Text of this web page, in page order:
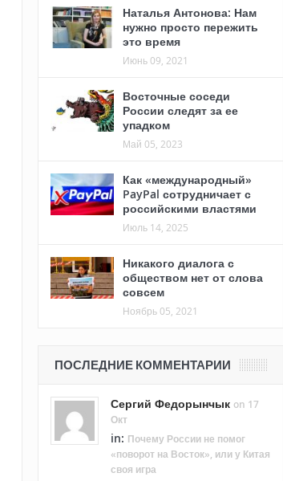
Наталья Антонова: Нам
нужно просто пережить
это время
Июнь 09, 2021
Восточные соседи
России следят за ее
упадком
Май 05, 2023
Как «международный»
PayPal сотрудничает с
российскими властями
Июль 14, 2025
Никакого диалога с
обществом нет от слова
совсем
Ноябрь 05, 2021
ПОСЛЕДНИЕ КОММЕНТАРИИ
Сергий Федорынчык on 17
Окт
in: Почему России не помог
«поворот на Восток», или у Китая
своя игра